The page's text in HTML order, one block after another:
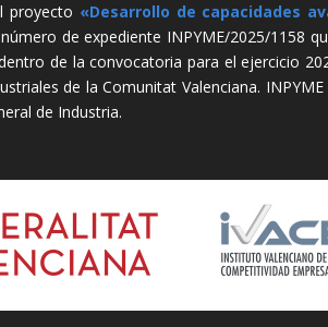
proyecto «Desarrollo de capacidades
de expediente INPYME/2025/1158
de la convocatoria para el ejercicio
de la Comunitat Valenciana.
de Industria.